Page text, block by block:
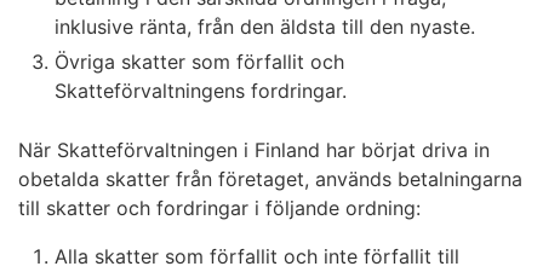
inklusive ränta, från den äldsta till den nyaste.
Övriga skatter som förfallit och
Skatteförvaltningens fordringar.
När Skatteförvaltningen i Finland har börjat driva in
obetalda skatter från företaget, används betalningarna
till skatter och fordringar i följande ordning:
Alla skatter som förfallit och inte förfallit till